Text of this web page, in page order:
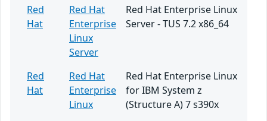
Red
Hat
Red Hat
Enterprise
Linux
Server
Red Hat Enterprise Linux
Server - TUS 7.2 x86_64
Red
Hat
Red Hat
Enterprise
Linux
Red Hat Enterprise Linux
for IBM System z
(Structure A) 7 s390x